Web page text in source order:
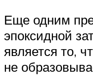
Еще одним
эпоксидной
является то,
не